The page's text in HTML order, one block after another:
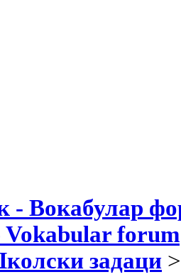
- Вокабулар
Vokabular forum
задаци